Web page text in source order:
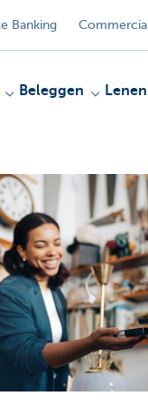
Banking
Beleggen Lenen